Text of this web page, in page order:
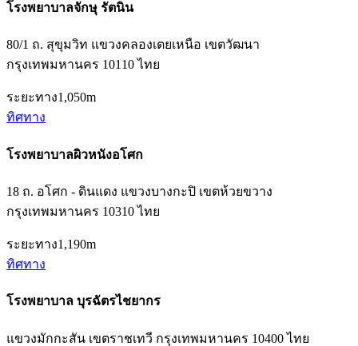
โรงพยาบาลจักษุ รัตนิน
80/1 ถ. สุขุมวิท แขวงคลองเตยเหนือ เขตวัฒนา
กรุงเทพมหานคร 10110 ไทย
ระยะทาง1,050m
ทิศทาง
โรงพยาบาลผิวหนังอโศก
18 ถ. อโศก - ดินแดง แขวงบางกะปิ เขตห้วยขวาง
กรุงเทพมหานคร 10310 ไทย
ระยะทาง1,190m
ทิศทาง
โรงพยาบาล บุรฉัตรไชยากร
แขวงมักกะสัน เขตราชเทวี กรุงเทพมหานคร 10400 ไทย